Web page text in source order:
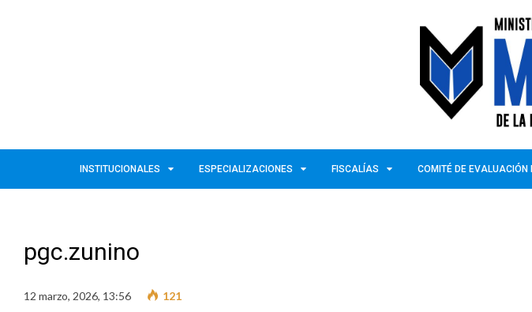
INSTITUCIONALES ESPECIALIZACIONES FISCALÍAS COMITÉ DE EVALUACIÓN
pgc.zunino
12 marzo, 2026, 13:56 121